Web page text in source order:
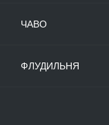
ЧАВО
ФЛУДИЛЬНЯ